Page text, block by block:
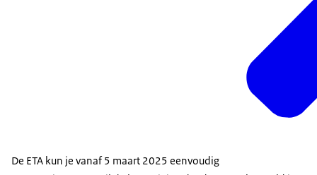
De ETA kun je vanaf 5 maart 2025 eenvoudig